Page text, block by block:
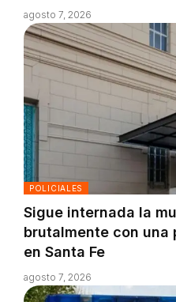
agosto 7, 2026
POLICIALES
Sigue internada la
brutalmente con una
en Santa Fe
agosto 7, 2026